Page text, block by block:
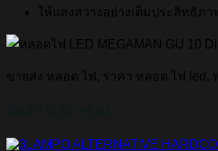
ให้แสงสว่างอย่างเต็มประสิทธิภ
ขายส่ง หลอด ไฟ, ราคา หลอด ไฟ led,